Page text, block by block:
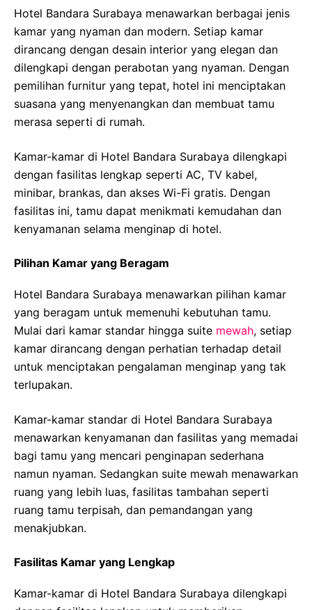
Hotel Bandara Surabaya menawarkan berbagai jenis
kamar yang nyaman dan modern. Setiap kamar
dirancang dengan desain interior yang elegan dan
dilengkapi dengan perabotan yang nyaman. Dengan
pemilihan furnitur yang tepat, hotel ini menciptakan
suasana yang menyenangkan dan membuat tamu
merasa seperti di rumah.
Kamar-kamar di Hotel Bandara Surabaya dilengkapi
dengan fasilitas lengkap seperti AC, TV kabel,
minibar, brankas, dan akses Wi-Fi gratis. Dengan
fasilitas ini, tamu dapat menikmati kemudahan dan
kenyamanan selama menginap di hotel.
Pilihan Kamar yang Beragam
Hotel Bandara Surabaya menawarkan pilihan kamar
yang beragam untuk memenuhi kebutuhan tamu.
Mulai dari kamar standar hingga suite mewah, setiap
kamar dirancang dengan perhatian terhadap detail
untuk menciptakan pengalaman menginap yang tak
terlupakan.
Kamar-kamar standar di Hotel Bandara Surabaya
menawarkan kenyamanan dan fasilitas yang memadai
bagi tamu yang mencari penginapan sederhana
namun nyaman. Sedangkan suite mewah menawarkan
ruang yang lebih luas, fasilitas tambahan seperti
ruang tamu terpisah, dan pemandangan yang
menakjubkan.
Fasilitas Kamar yang Lengkap
Kamar-kamar di Hotel Bandara Surabaya dilengkapi